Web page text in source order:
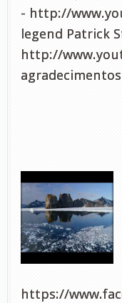
- http://
legend Patrick
http://
https://